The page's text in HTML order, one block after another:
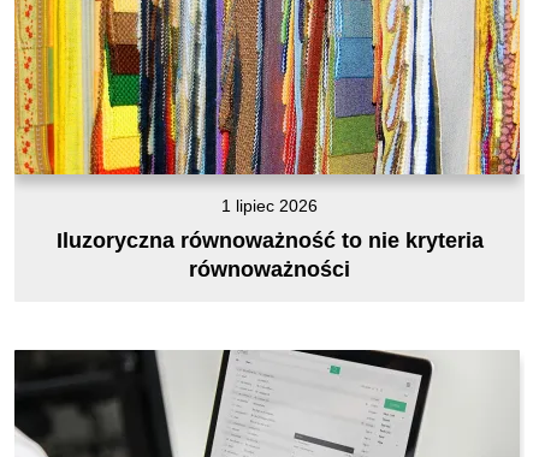
1 lipiec 2026
Iluzoryczna równoważność to nie kryteria
równoważności